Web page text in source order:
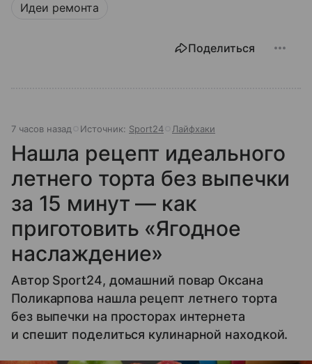
Идеи ремонта
Поделиться
7 часов назад Источник: Sport24 Лайфхаки
Нашла рецепт идеального
летнего торта без выпечки
за 15 минут — как
приготовить «Ягодное
наслаждение»
Автор Sport24, домашний повар Оксана
Поликарпова нашла рецепт летнего торта
без выпечки на просторах интернета
и спешит поделиться кулинарной находкой.